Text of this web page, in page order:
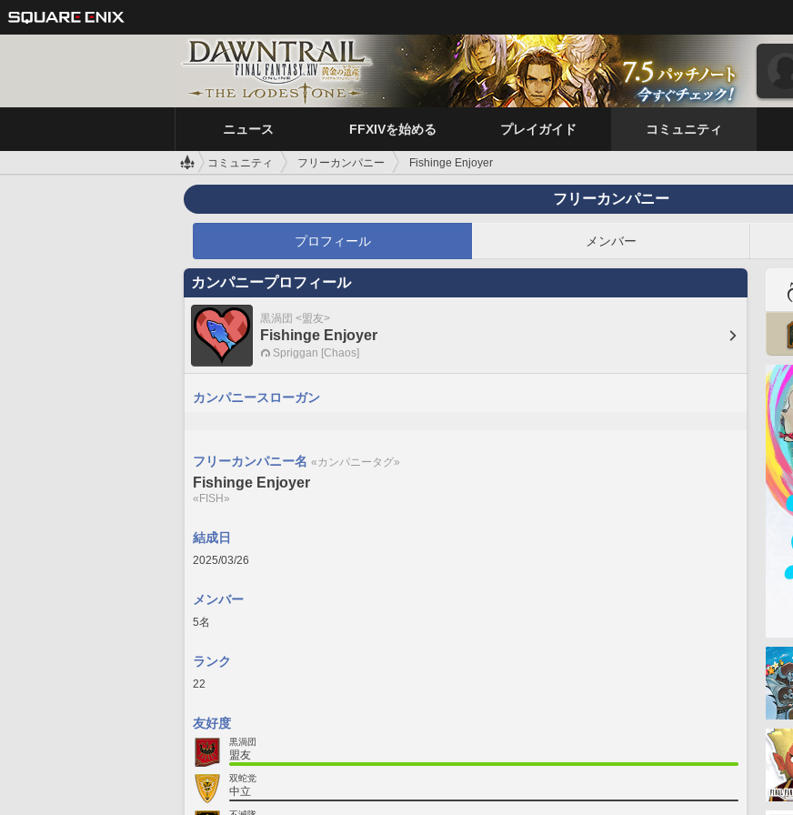
ニュース FFXIVを始める プレイガイド コミュニティ
コミュニティ フリーカンパニー Fishinge Enjoyer
フリーカンパニー
プロフィール メンバー
カンパニープロフィール
黒渦団 <盟友>
Fishinge Enjoyer
Spriggan [Chaos]
カンパニースローガン
フリーカンパニー名 «カンパニータグ»
Fishinge Enjoyer
«FISH»
結成日
2025/03/26
メンバー
5名
ランク
22
友好度
黒渦団
盟友
双蛇党
中立